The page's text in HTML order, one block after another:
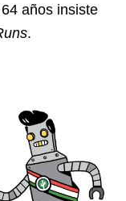
años insiste
.